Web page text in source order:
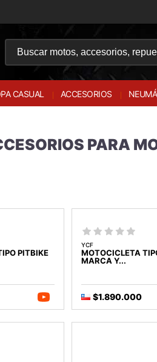
CASUAL ACCESORIOS
PARA
PITBIKE
YCF
MOTOCICLETA
MARCA Y...
$1.890.000